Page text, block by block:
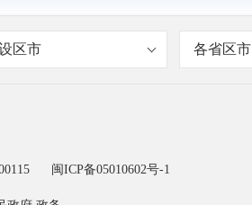
区市 各省区市
闽ICP备05010602号-1